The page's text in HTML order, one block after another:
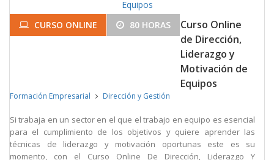
CURSO ONLINE 80 HORAS
Curso Online
de Dirección,
Liderazgo y
Motivación de
Equipos
Formación Empresarial Dirección y Gestión
Si trabaja en un sector en el que el trabajo en equipo es esencial
para el cumplimiento de los objetivos y quiere aprender las
técnicas de liderazgo y motivación oportunas este es su
momento, con el Curso Online De Dirección, Liderazgo Y